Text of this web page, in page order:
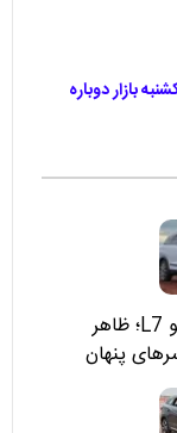
یکشنبه بازار دوباره
معایب لوکانو L7؛ ظاهر
پنهان